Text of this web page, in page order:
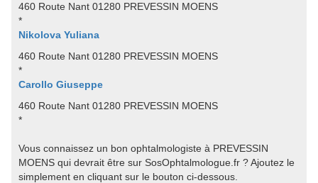
460 Route Nant 01280 PREVESSIN MOENS
*
Nikolova Yuliana
460 Route Nant 01280 PREVESSIN MOENS
*
Carollo Giuseppe
460 Route Nant 01280 PREVESSIN MOENS
*
Vous connaissez un bon ophtalmologiste à PREVESSIN
MOENS qui devrait être sur SosOphtalmologue.fr ? Ajoutez le
simplement en cliquant sur le bouton ci-dessous.